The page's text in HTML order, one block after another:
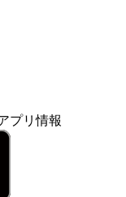
プリ情報